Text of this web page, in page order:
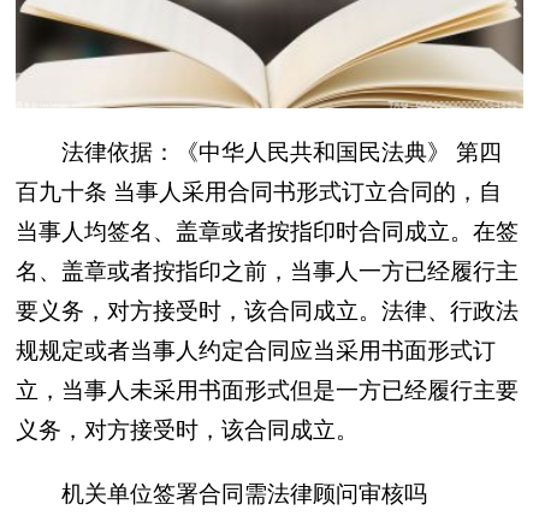
法律依据：《中华人民共和国民法典》 第四
百九十条 当事人采用合同书形式订立合同的，自
当事人均签名、盖章或者按指印时合同成立。在签
名、盖章或者按指印之前，当事人一方已经履行主
要义务，对方接受时，该合同成立。法律、行政法
规规定或者当事人约定合同应当采用书面形式订
立，当事人未采用书面形式但是一方已经履行主要
义务，对方接受时，该合同成立。
机关单位签署合同需法律顾问审核吗